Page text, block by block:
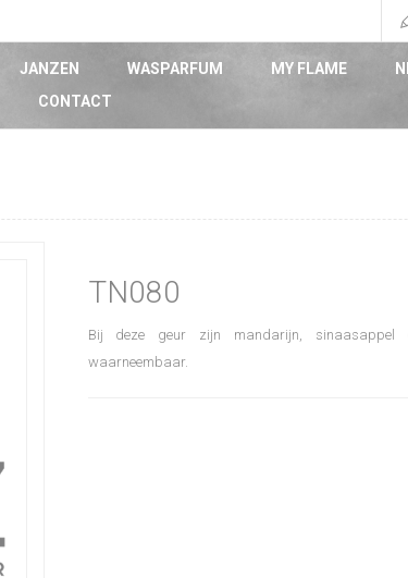
JANZEN WASPARFUM MY FLAME
CONTACT
TN080
Bij deze geur zijn mandarijn, sinaasappel
waarneembaar.